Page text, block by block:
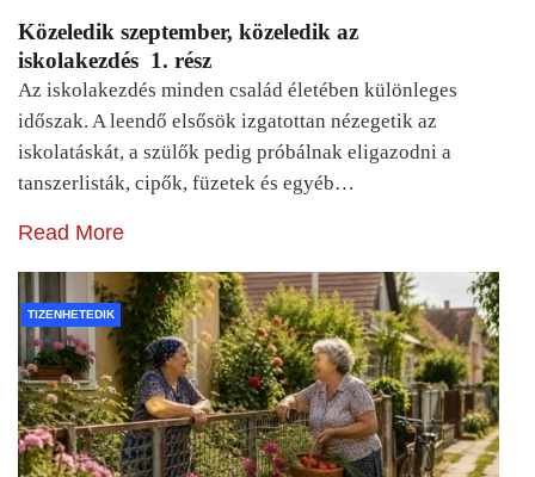
Közeledik szeptember, közeledik az
iskolakezdés 1. rész
Az iskolakezdés minden család életében különleges
időszak. A leendő elsősök izgatottan nézegetik az
iskolatáskát, a szülők pedig próbálnak eligazodni a
tanszerlisták, cipők, füzetek és egyéb…
Read More
TIZENHETEDIK